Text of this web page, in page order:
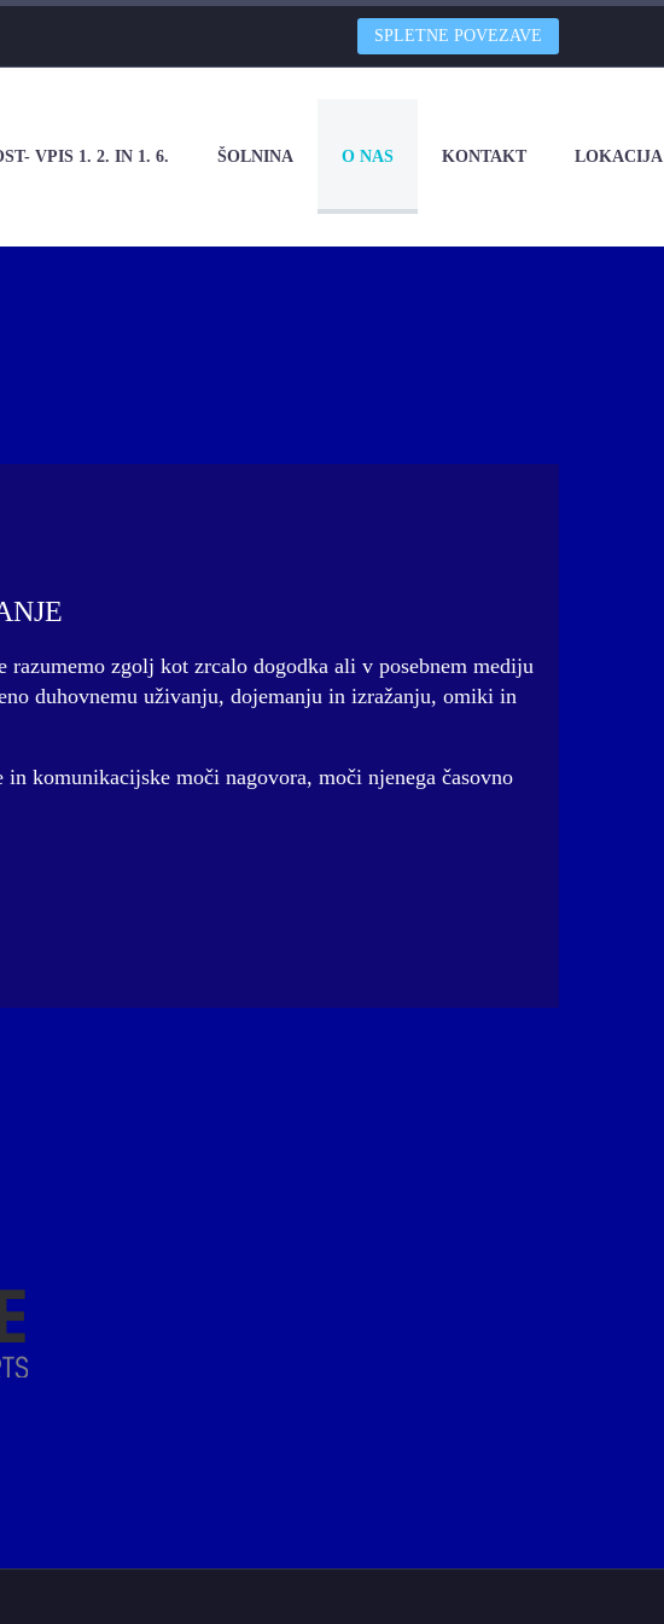
SPLETNE POVEZAVE
VPIS 1. 2. IN 1. 6. ŠOLNINA O NAS KONTAKT LOKACIJA
zgolj kot zrcalo dogodka ali v posebnem mediju
duhovnemu uživanju, dojemanju in izražanju, omiki in
komunikacijske moči nagovora, moči njenega časovno